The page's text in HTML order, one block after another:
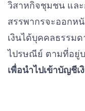
วิสาหกิจชุมชน แล
สรรพากรจะออกห
เงินได้บุคคลธรรม
ไปรษณีย์ ตามที่อยู่
เพื่อนำไปเข้าบัญชี